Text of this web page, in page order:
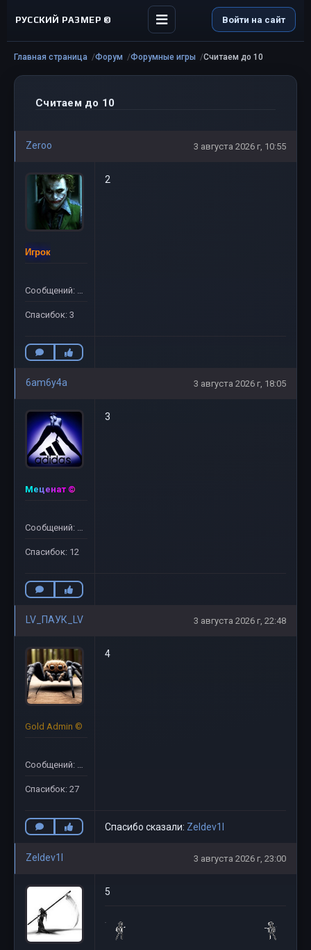
РУССКИЙ РАЗМЕР © Войти на сайт
Главная страница Форум Форумные игры Считаем до 10
Считаем до 10
Zeroo 3 августа 2026 г, 10:55
Игрок
Сообщений: 15
Спасибок: 3
2
6am6y4a 3 августа 2026 г, 18:05
Меценат ©
Сообщений: 66
Спасибок: 12
3
LV_ПАУК_LV 3 августа 2026 г, 22:48
Gold Admin ©
Сообщений: 51
Спасибок: 27
4
Спасибо сказали: Zeldev1l
Zeldev1l 3 августа 2026 г, 23:00
5